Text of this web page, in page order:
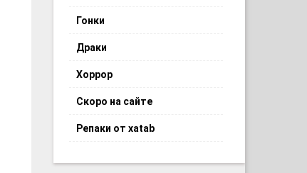
Гонки
Драки
Хоррор
Скоро на сайте
Репаки от xatab